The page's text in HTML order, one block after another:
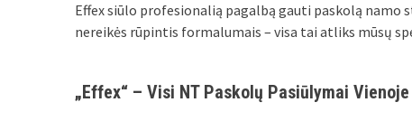
Effex siūlo profesionalią pagalbą gauti paskolą namo
nereikės rūpintis formalumais – visa tai atliks mūsų
„Effex“ – Visi NT Paskolų Pasiūlymai